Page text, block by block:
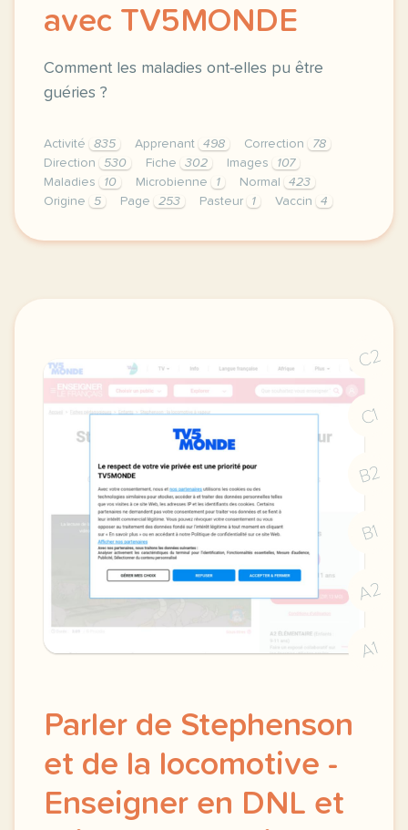
avec TV5MONDE
Comment les maladies ont-elles pu être
guéries ?
Activité 835 Apprenant 498 Correction
78
Direction
530 Fiche 302 Images
107
Maladies
10 Microbienne 1 Normal
423
Origine
5 Page 253 Pasteur 1 Vaccin 4
didomi host didomi components button cursor
C2
C1
B2
B1
A2
A1
Parler de Stephenson
et de la locomotive -
Enseigner en DNL et